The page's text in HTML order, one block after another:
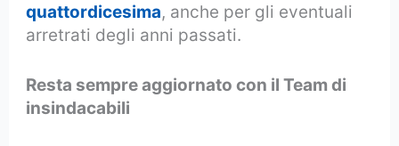
quattordicesima, anche per gli eventuali
arretrati degli anni passati.
Resta sempre aggiornato con il Team di
insindacabili